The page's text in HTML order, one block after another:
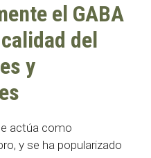
el GABA
del
y
actúa como
y se ha popularizado